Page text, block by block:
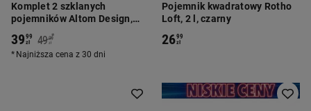
Komplet 2 szklanych
pojemników Altom Design,
950 ml, 2 komory, okrągłe
3999
zł 49 99
zł
*
Najniższa cena z 30 dni
Pojemnik kwadratowy Rotho
Loft, 2 l, czarny
2699
zł